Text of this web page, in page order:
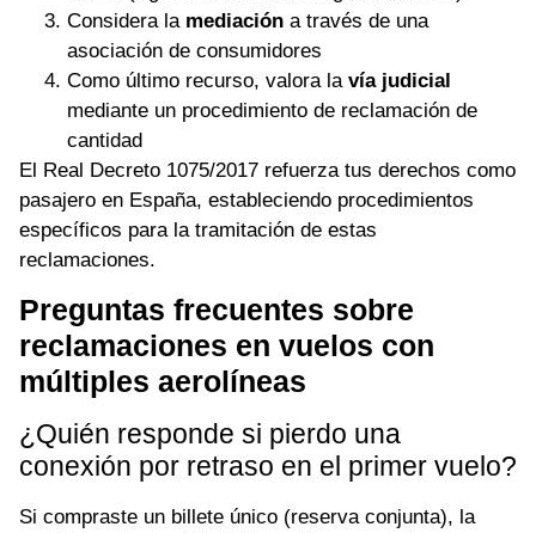
Considera la mediación a través de una
asociación de consumidores
Como último recurso, valora la vía judicial
mediante un procedimiento de reclamación de
cantidad
El Real Decreto 1075/2017 refuerza tus derechos como
pasajero en España, estableciendo procedimientos
específicos para la tramitación de estas
reclamaciones.
Preguntas frecuentes sobre
reclamaciones en vuelos con
múltiples aerolíneas
¿Quién responde si pierdo una
conexión por retraso en el primer vuelo?
Si compraste un billete único (reserva conjunta), la